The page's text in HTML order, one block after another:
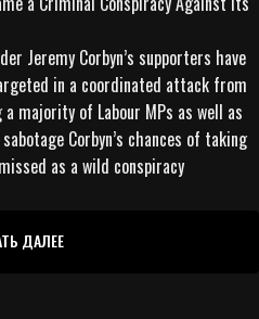
Jeremy Corbyn’s supporters have
in a coordinated attack from
majority of Labour MPs as well as
Corbyn’s chances of taking
as a wild conspiracy
ДАЛЕЕ